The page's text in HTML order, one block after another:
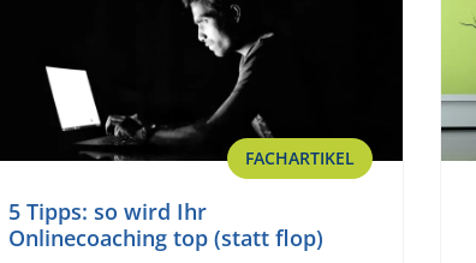
FACHARTIKEL
5 Tipps: so wird Ihr
Onlinecoaching top (statt flop)